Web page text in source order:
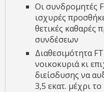
Οι συνδρομητές
ισχυρές
θετικές καθαρές
συνδέσεων
Διαθεσιμότητα
νοικοκυριά κι
διείσδυσης να
3,5 εκατ. μέχρι το